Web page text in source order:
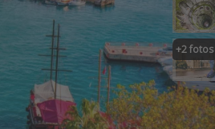
+2fotos